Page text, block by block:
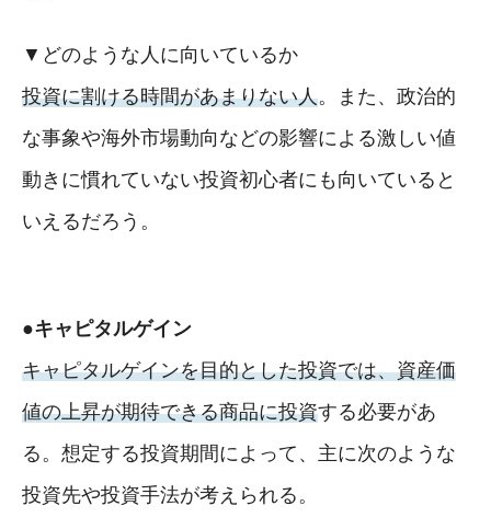
▼どのような人に向いているか
投資に割ける時間があまりない人。また、政治的
な事象や海外市場動向などの影響による激しい値
動きに慣れていない投資初心者にも向いていると
いえるだろう。
●キャピタルゲイン
キャピタルゲインを目的とした投資では、資産価
値の上昇が期待できる商品に投資する必要があ
る。想定する投資期間によって、主に次のような
投資先や投資手法が考えられる。